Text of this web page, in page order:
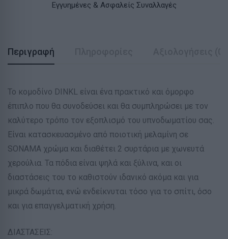
Εγγυημένες & Ασφαλείς Συναλλαγές
Περιγραφή
Το κομοδίνο DINKL είναι ένα πρακτικό και όμορφο
έπιπλο που θα συνοδεύσει και θα συμπληρώσει με τον
καλύτερο τρόπο τον εξοπλισμό του υπνοδωματίου σας.
Είναι κατασκευασμένο από ποιοτική μελαμίνη σε
SONAMA χρώμα και διαθέτει 2 συρτάρια με χωνευτά
χερούλια. Τα πόδια είναι ψηλά και ξύλινα, και οι
διαστάσεις του το καθιστούν ιδανικό ακόμα και για
μικρά δωμάτια, ενώ ενδείκνυται τόσο για το σπίτι, όσο
και για επαγγελματική χρήση.
ΔΙΑΣΤΑΣΕΙΣ: